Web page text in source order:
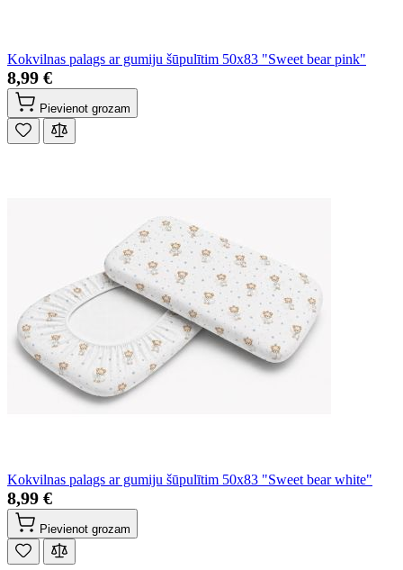
Kokvilnas palags ar gumiju šūpulītim 50x83 "Sweet bear pink"
8,99 €
Pievienot grozam
Kokvilnas palags ar gumiju šūpulītim 50x83 "Sweet bear white"
8,99 €
Pievienot grozam